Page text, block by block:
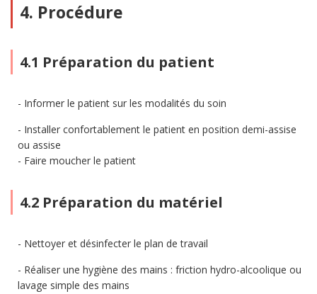
4. Procédure
4.1 Préparation du patient
Informer le patient sur les modalités du soin
Installer confortablement le patient en position demi-assise
ou assise
Faire moucher le patient
4.2 Préparation du matériel
Nettoyer et désinfecter le plan de travail
Réaliser une hygiène des mains : friction hydro-alcoolique ou
lavage simple des mains